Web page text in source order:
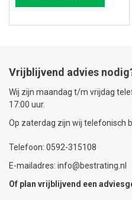
Vrijblijvend advies
Wij zijn maandag t/m vrijdag
17:00 uur.
Op zaterdag zijn wij telefonisch
Telefoon: 0592-315108
E-mailadres: info@bestrating.nl
Of plan vrijblijvend een